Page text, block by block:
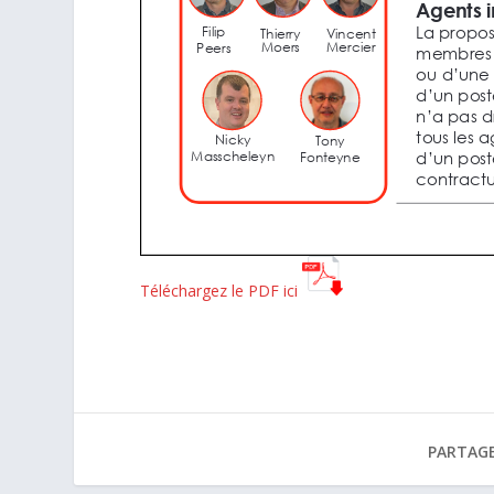
Téléchargez le PDF ici